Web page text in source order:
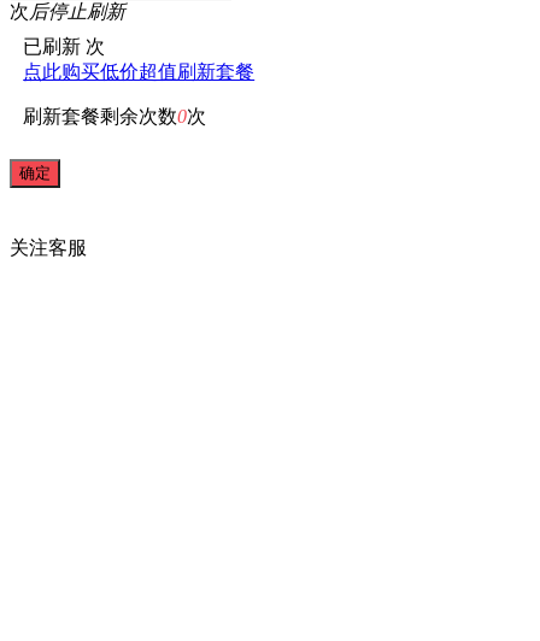
次后停止刷新
已刷新 次
点此购买低价超值刷新套餐
刷新套餐剩余次数0次
关注客服